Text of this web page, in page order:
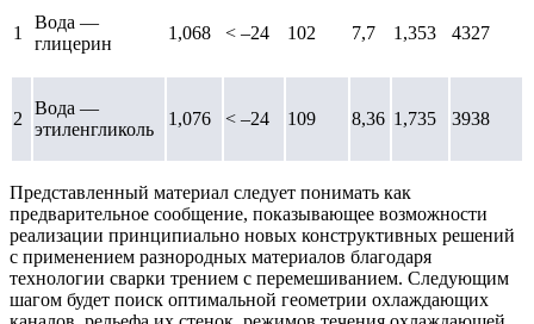
1
Вода —
глицерин
1,068 < –24 102 7,7 1,353 4327
2
Вода —
этиленгликоль
1,076 < –24 109 8,36 1,735 3938
Представленный материал следует понимать как
предварительное сообщение, показывающее возможности
реализации принципиально новых конструктивных решений
с применением разнородных материалов благодаря
технологии сварки трением с перемешиванием. Следующим
шагом будет поиск оптимальной геометрии охлаждающих